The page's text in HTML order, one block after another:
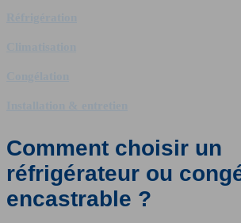
Comment choisir un
réfrigérateur ou
encastrable ?